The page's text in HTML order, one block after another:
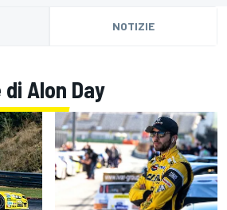
NOTIZIE
Alon Day